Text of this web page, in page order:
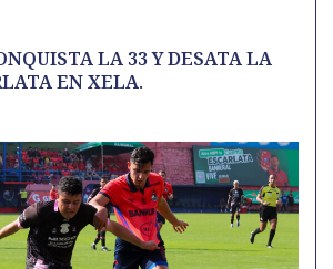
LA 33 Y DESATA LA
EN XELA.